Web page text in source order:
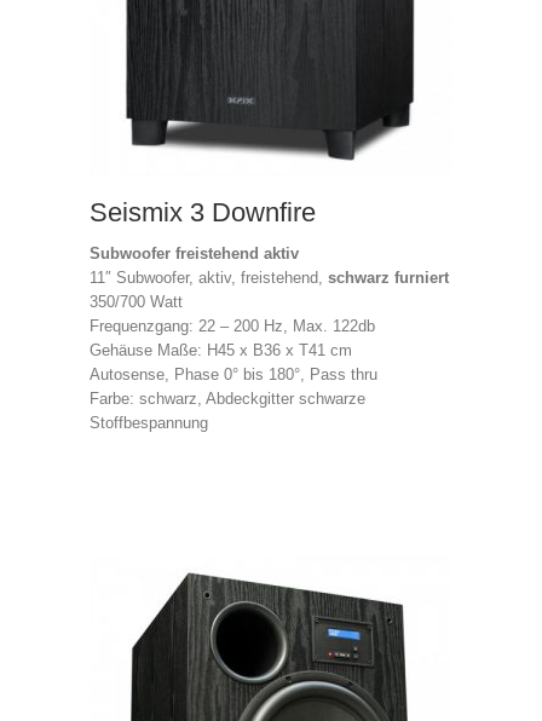
Seismix 3 Downfire
Subwoofer freistehend aktiv
11″ Subwoofer, aktiv, freistehend, schwarz furniert
350/700 Watt
Frequenzgang: 22 – 200 Hz, Max. 122db
Gehäuse Maße: H45 x B36 x T41 cm
Autosense, Phase 0° bis 180°, Pass thru
Farbe: schwarz, Abdeckgitter schwarze
Stoffbespannung